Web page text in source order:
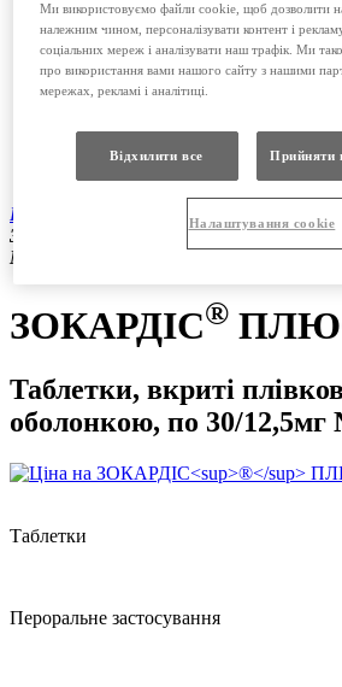
Рецептурні препарати
Вакансії
Домашня
Про компанію
Продукція
Вакансії
Продукція Рецептурні препарати
30/12,5 таблетки, вкриті плівковою
№28
ЗОКАРДІС®
Таблетки, вкриті
оболонкою, по 30/
Таблетки
Пероральне застосування
Ми використовуємо файли cookie, щоб дозволити
належним чином, персоналізувати контент і
соціальних мереж і аналізувати наш трафік. Ми
про використання вами нашого сайту з нашими
мережах, рекламі і аналітиці.
Відхилити все Прийняти
Налаштування cookie